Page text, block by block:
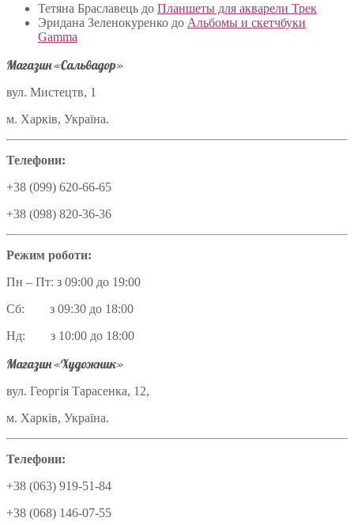
Тетяна Браславець до Планшеты для акварели Трек
Эридана Зеленокуренко до Альбомы и скетчбуки
Gamma
Магазин «Сальвадор»
вул. Мистецтв, 1
м. Харків, Україна.
Телефони:
+38 (099) 620-66-65
+38 (098) 820-36-36
Режим роботи:
Пн – Пт: з 09:00 до 19:00
Сб: з 09:30 до 18:00
Нд: з 10:00 до 18:00
Магазин «Художник»
вул. Георгія Тарасенка, 12,
м. Харків, Україна.
Телефони:
+38 (063) 919-51-84
+38 (068) 146-07-55